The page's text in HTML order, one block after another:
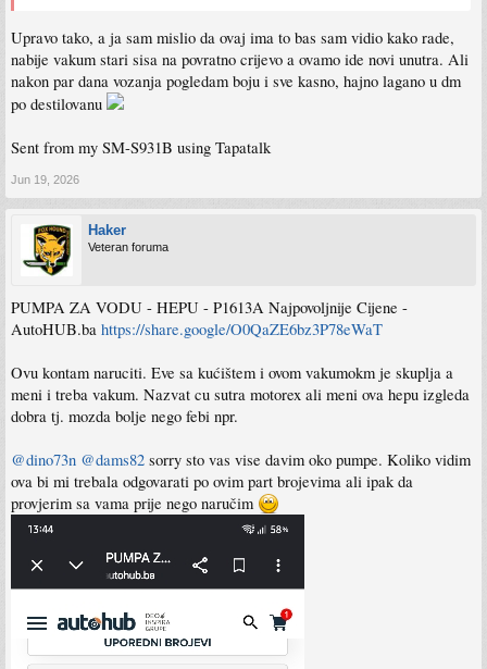
Upravo tako, a ja sam mislio da ovaj ima to bas sam vidio kako rade,
nabije vakum stari sisa na povratno crijevo a ovamo ide novi unutra. Ali
nakon par dana vozanja pogledam boju i sve kasno, hajno lagano u dm
po destilovanu
Sent from my SM-S931B using Tapatalk
Jun 19, 2026
Haker
Veteran foruma
PUMPA ZA VODU - HEPU - P1613A Najpovoljnije Cijene -
AutoHUB.ba https://share.google/O0QaZE6bz3P78eWaT
Ovu kontam naruciti. Eve sa kućištem i ovom vakumokm je skuplja a
meni i treba vakum. Nazvat cu sutra motorex ali meni ova hepu izgleda
dobra tj. mozda bolje nego febi npr.
@dino73n @dams82 sorry sto vas vise davim oko pumpe. Koliko vidim
ova bi mi trebala odgovarati po ovim part brojevima ali ipak da
provjerim sa vama prije nego naručim